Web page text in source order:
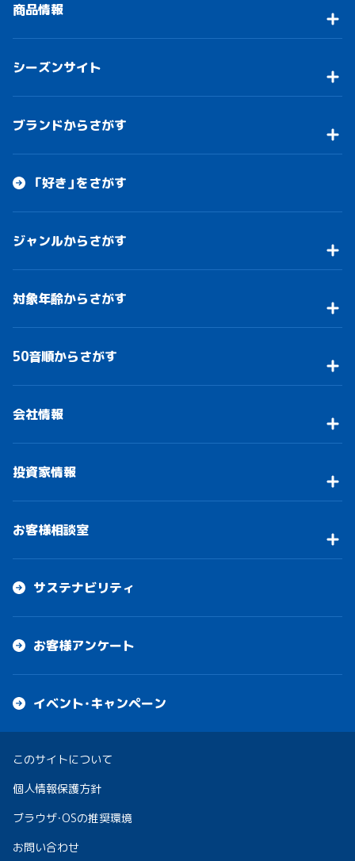
商品情報
シーズンサイト
ブランドからさがす
「好き」をさがす
ジャンルからさがす
対象年齢からさがす
50音順からさがす
会社情報
投資家情報
お客様相談室
サステナビリティ
お客様アンケート
イベント・キャンペーン
このサイトについて
個人情報保護方針
ブラウザ・OSの推奨環境
お問い合わせ